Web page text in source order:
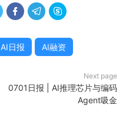
  
AI日报 AI融资
Next page
0701日报 | AI推理芯片与编码
Agent吸金